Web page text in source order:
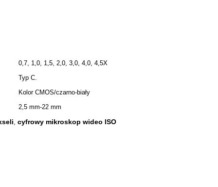
0,7, 1,0, 1,5, 2,0, 3,0, 4,0, 4,5X
Typ C.
Kolor CMOS/czarno-biały
2,5 mm-22 mm
, cyfrowy mikroskop wideo ISO